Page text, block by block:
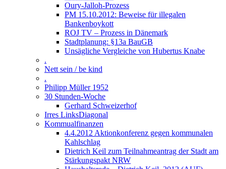
Oury-Jalloh-Prozess
PM 15.10.2012: Beweise für illegalen
Bankenboykott
ROJ TV – Prozess in Dänemark
Stadtplanung: §13a BauGB
Unsägliche Vergleiche von Hubertus Knabe
.
Nett sein / be kind
.
Philipp Müller 1952
30 Stunden-Woche
Gerhard Schweizerhof
Irres LinksDiagonal
Kommualfinanzen
4.4.2012 Aktionkonferenz gegen kommunalen
Kahlschlag
Dietrich Keil zum Teilnahmeantrag der Stadt am
Stärkungspakt NRW